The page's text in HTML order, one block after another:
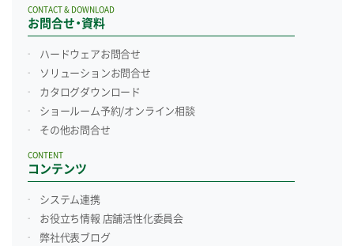
お問合せ・資料
CONTACT & DOWNLOAD
ハードウェアお問合せ
ソリューションお問合せ
カタログダウンロード
ショールーム予約/オンライン相談
その他お問合せ
コンテンツ
CONTENT
システム連携
お役立ち情報 店舗活性化委員会
弊社代表ブログ